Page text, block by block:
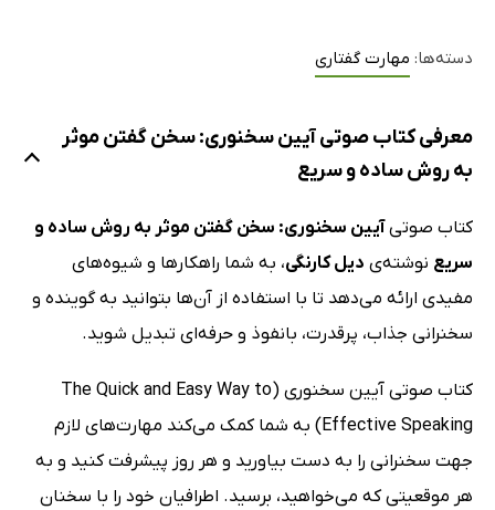
دسته‌ها: مهارت گفتاری
معرفی کتاب صوتی آیین سخنوری: سخن گفتن موثر
به روش ساده و سریع
کتاب صوتیآیین سخنوری: سخن گفتن موثر به روش ساده و
سریع نوشته‌ی دیل کارنگی، به شما راهکارها و شیوه‌های
مفیدی ارائه می‌دهد تا با استفاده از آن‌ها بتوانید به گوینده‌ و
سخنرانی جذاب، پرقدرت، بانفوذ و حرفه‌ای تبدیل شوید.
کتاب صوتی آیین سخنوری (The Quick and Easy Way to
Effective Speaking) به شما کمک می‌کند مهارت‌های لازم
جهت سخنرانی را به دست بیاورید و هر روز پیشرفت کنید و به
هر موقعیتی که می‌خواهید، برسید. اطرافیان خود را با سخنان